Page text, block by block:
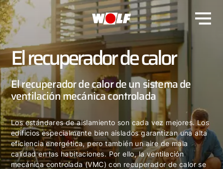
El recuperador de calor
El recuperador de calor de un sistema de
ventilación mecánica controlada
Los estándares de aislamiento son cada vez mejores. Los
edificios especialmente bien aislados garantizan una alta
eficiencia energética, pero también un aire de mala
calidad en las habitaciones. Por ello, la ventilación
mecánica controlada (VMC) con recuperador de calor se